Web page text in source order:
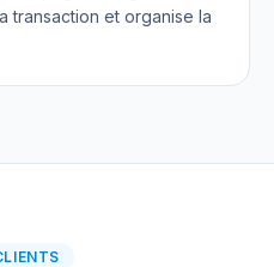
transaction et organise la